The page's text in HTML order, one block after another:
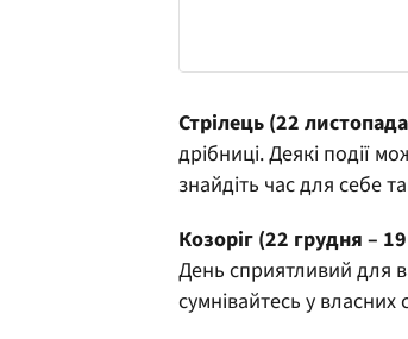
Стрілець (22
дрібниці. Деякі події
знайдіть час для себе
Козоріг (22 грудня –
День сприятливий для
сумнівайтесь у